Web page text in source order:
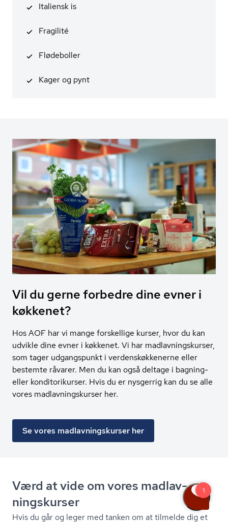
Italiensk is
Fragilité
Flødeboller
Kager og pynt
Vil du gerne forbedre dine evner i
køkkenet?
Hos AOF har vi mange forskellige kurser, hvor du kan
udvikle dine evner i køkkenet. Vi har madlavningskurser,
som tager udgangspunkt i verdenskøkkenerne eller
bestemte råvarer. Men du kan også deltage i bagning-
eller konditorikurser. Hvis du er nysgerrig kan du se alle
vores madlavningskurser her.
Se vores madlavningskurser her
Værd at vide om vores mad­lav­
nings­kur­ser
Hvis du går og leger med tanken om at tilmelde dig et